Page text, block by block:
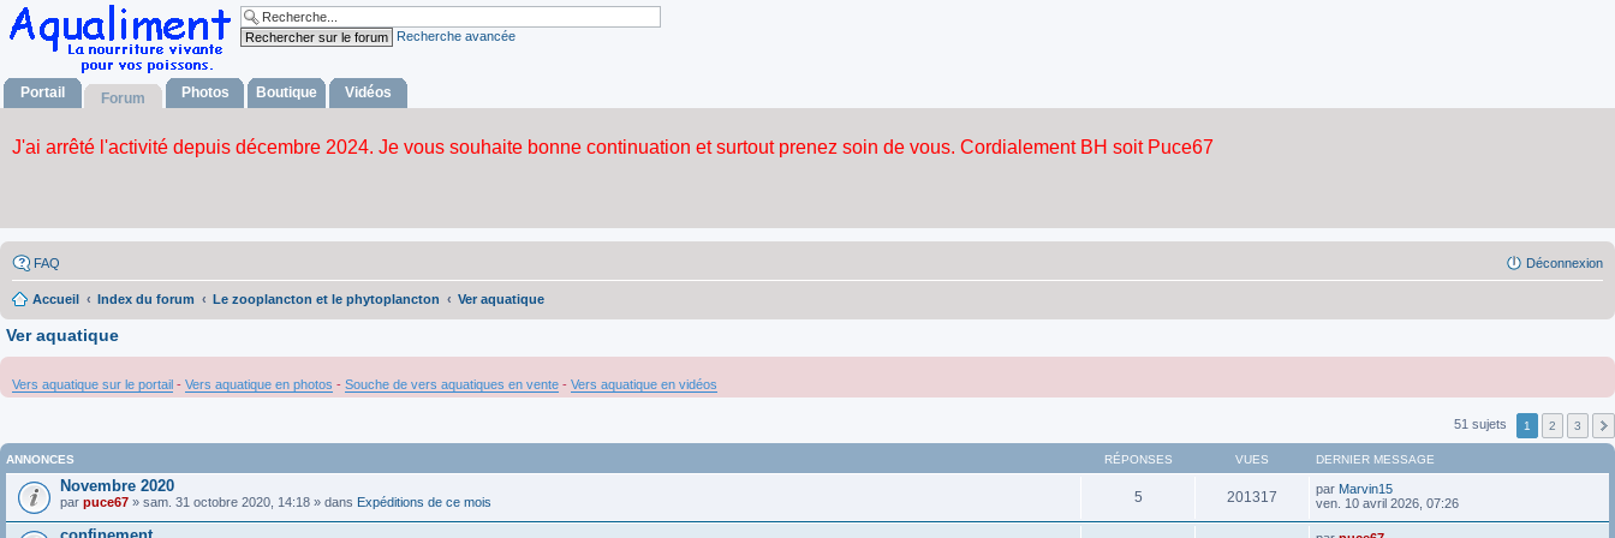
Recherche avancée
Portail Forum Photos Boutique Vidéos
FAQ Déconnexion
Accueil Index du forum Le zooplancton et le phytoplancton Ver aquatique
Ver aquatique
Vers aquatique sur le portail - Vers aquatique en photos - Souche de vers aquatiques en vente - Vers aquatique en vidéos
51 sujets 1 2 3
ANNONCES RÉPONSES VUES DERNIER MESSAGE
Novembre 2020
par puce67 » sam. 31 octobre 2020, 14:18 » dans Expéditions de ce mois 5 201317 par Marvin15
ven. 10 avril 2026, 07:26
confinement